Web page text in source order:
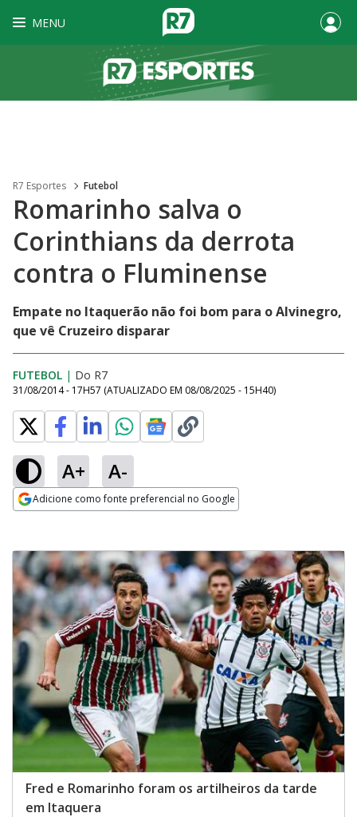
MENU
R7 Esportes Futebol
Romarinho salva o
Corinthians da derrota
contra o Fluminense
Empate no Itaquerão não foi bom para o Alvinegro,
que vê Cruzeiro disparar
FUTEBOL | Do R7
31/08/2014 - 17H57 (ATUALIZADO EM 08/08/2025 - 15H40)
A+ A-
Adicione como fonte preferencial no Google
Fred e Romarinho foram os artilheiros da tarde
em Itaquera